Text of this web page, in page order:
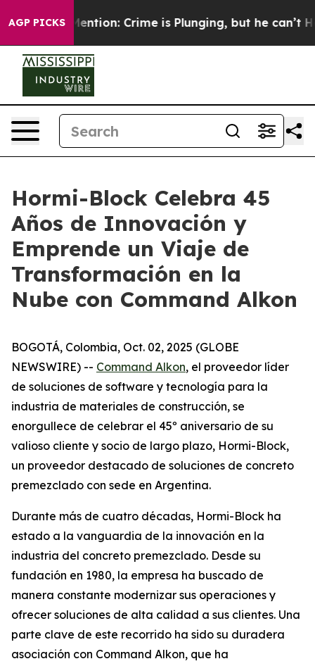
AGP PICKS
Won’t Mention: Crime is Plunging, but he can’t
Hormi-Block Celebra 45
Años de Innovación y
Emprende un Viaje de
Transformación en la
Nube con Command Alkon
BOGOTÁ, Colombia, Oct. 02, 2025 (GLOBE
NEWSWIRE) -- Command Alkon, el proveedor líder
de soluciones de software y tecnología para la
industria de materiales de construcción, se
enorgullece de celebrar el 45º aniversario de su
valioso cliente y socio de largo plazo, Hormi-Block,
un proveedor destacado de soluciones de concreto
premezclado con sede en Argentina.
Durante más de cuatro décadas, Hormi-Block ha
estado a la vanguardia de la innovación en la
industria del concreto premezclado. Desde su
fundación en 1980, la empresa ha buscado de
manera constante modernizar sus operaciones y
ofrecer soluciones de alta calidad a sus clientes. Una
parte clave de este recorrido ha sido su duradera
asociación con Command Alkon, que ha